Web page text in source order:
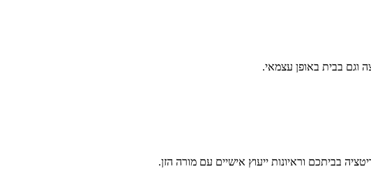
וגם בבית באופן עצמאי.
בביתכם וראיונות ייעוץ אישיים עם מורה הזן.